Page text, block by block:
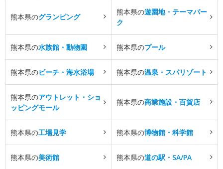
熊本県のグランピング
熊本県の遊園地・テーマパー
ク
熊本県の水族館・動物園 熊本県のプール
熊本県のビーチ・海水浴場 熊本県の温泉・スパリゾート
熊本県のアウトレット・ショ
ッピングモール
熊本県の商業施設・百貨店
熊本県の工場見学 熊本県の博物館・科学館
熊本県の美術館 熊本県の道の駅・SA/PA